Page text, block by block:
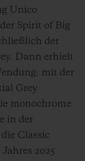
Unico
Spirit of Big
der
Dann erhielt
mit der
Grey
monochrome
in der
Classic
2025